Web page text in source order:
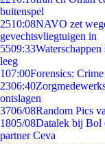
buitenspel
2510:08NAVO zet
gevechtsvliegtuigen in
5509:33
leeg
107:00Forensics:
2306:40
ontslagen
3706/08Random Pics
1805/08Datalek bij Bol
partner Ceva